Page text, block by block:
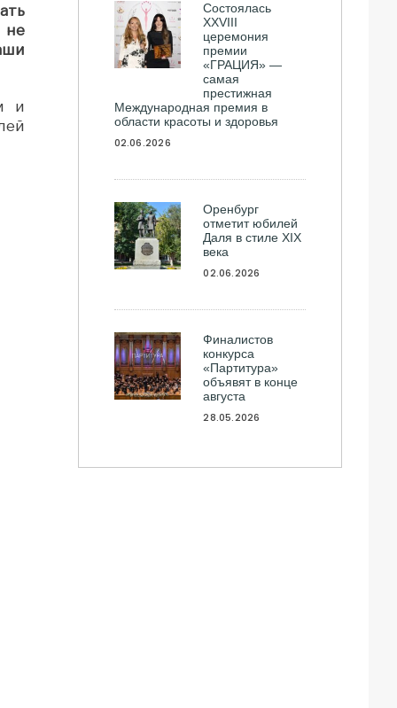
не
и
Состоялась
ХXVIII
церемония
премии
«ГРАЦИЯ» —
самая
престижная
Международная премия в
области красоты и здоровья
02.06.2026
Оренбург
отметит юбилей
Даля в стиле XIX
века
02.06.2026
Финалистов
конкурса
«Партитура»
объявят в конце
августа
28.05.2026